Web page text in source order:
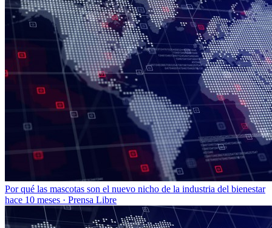
Por qué las mascotas son el nuevo nicho de la industria del bienestar
hace 10 meses · Prensa Libre